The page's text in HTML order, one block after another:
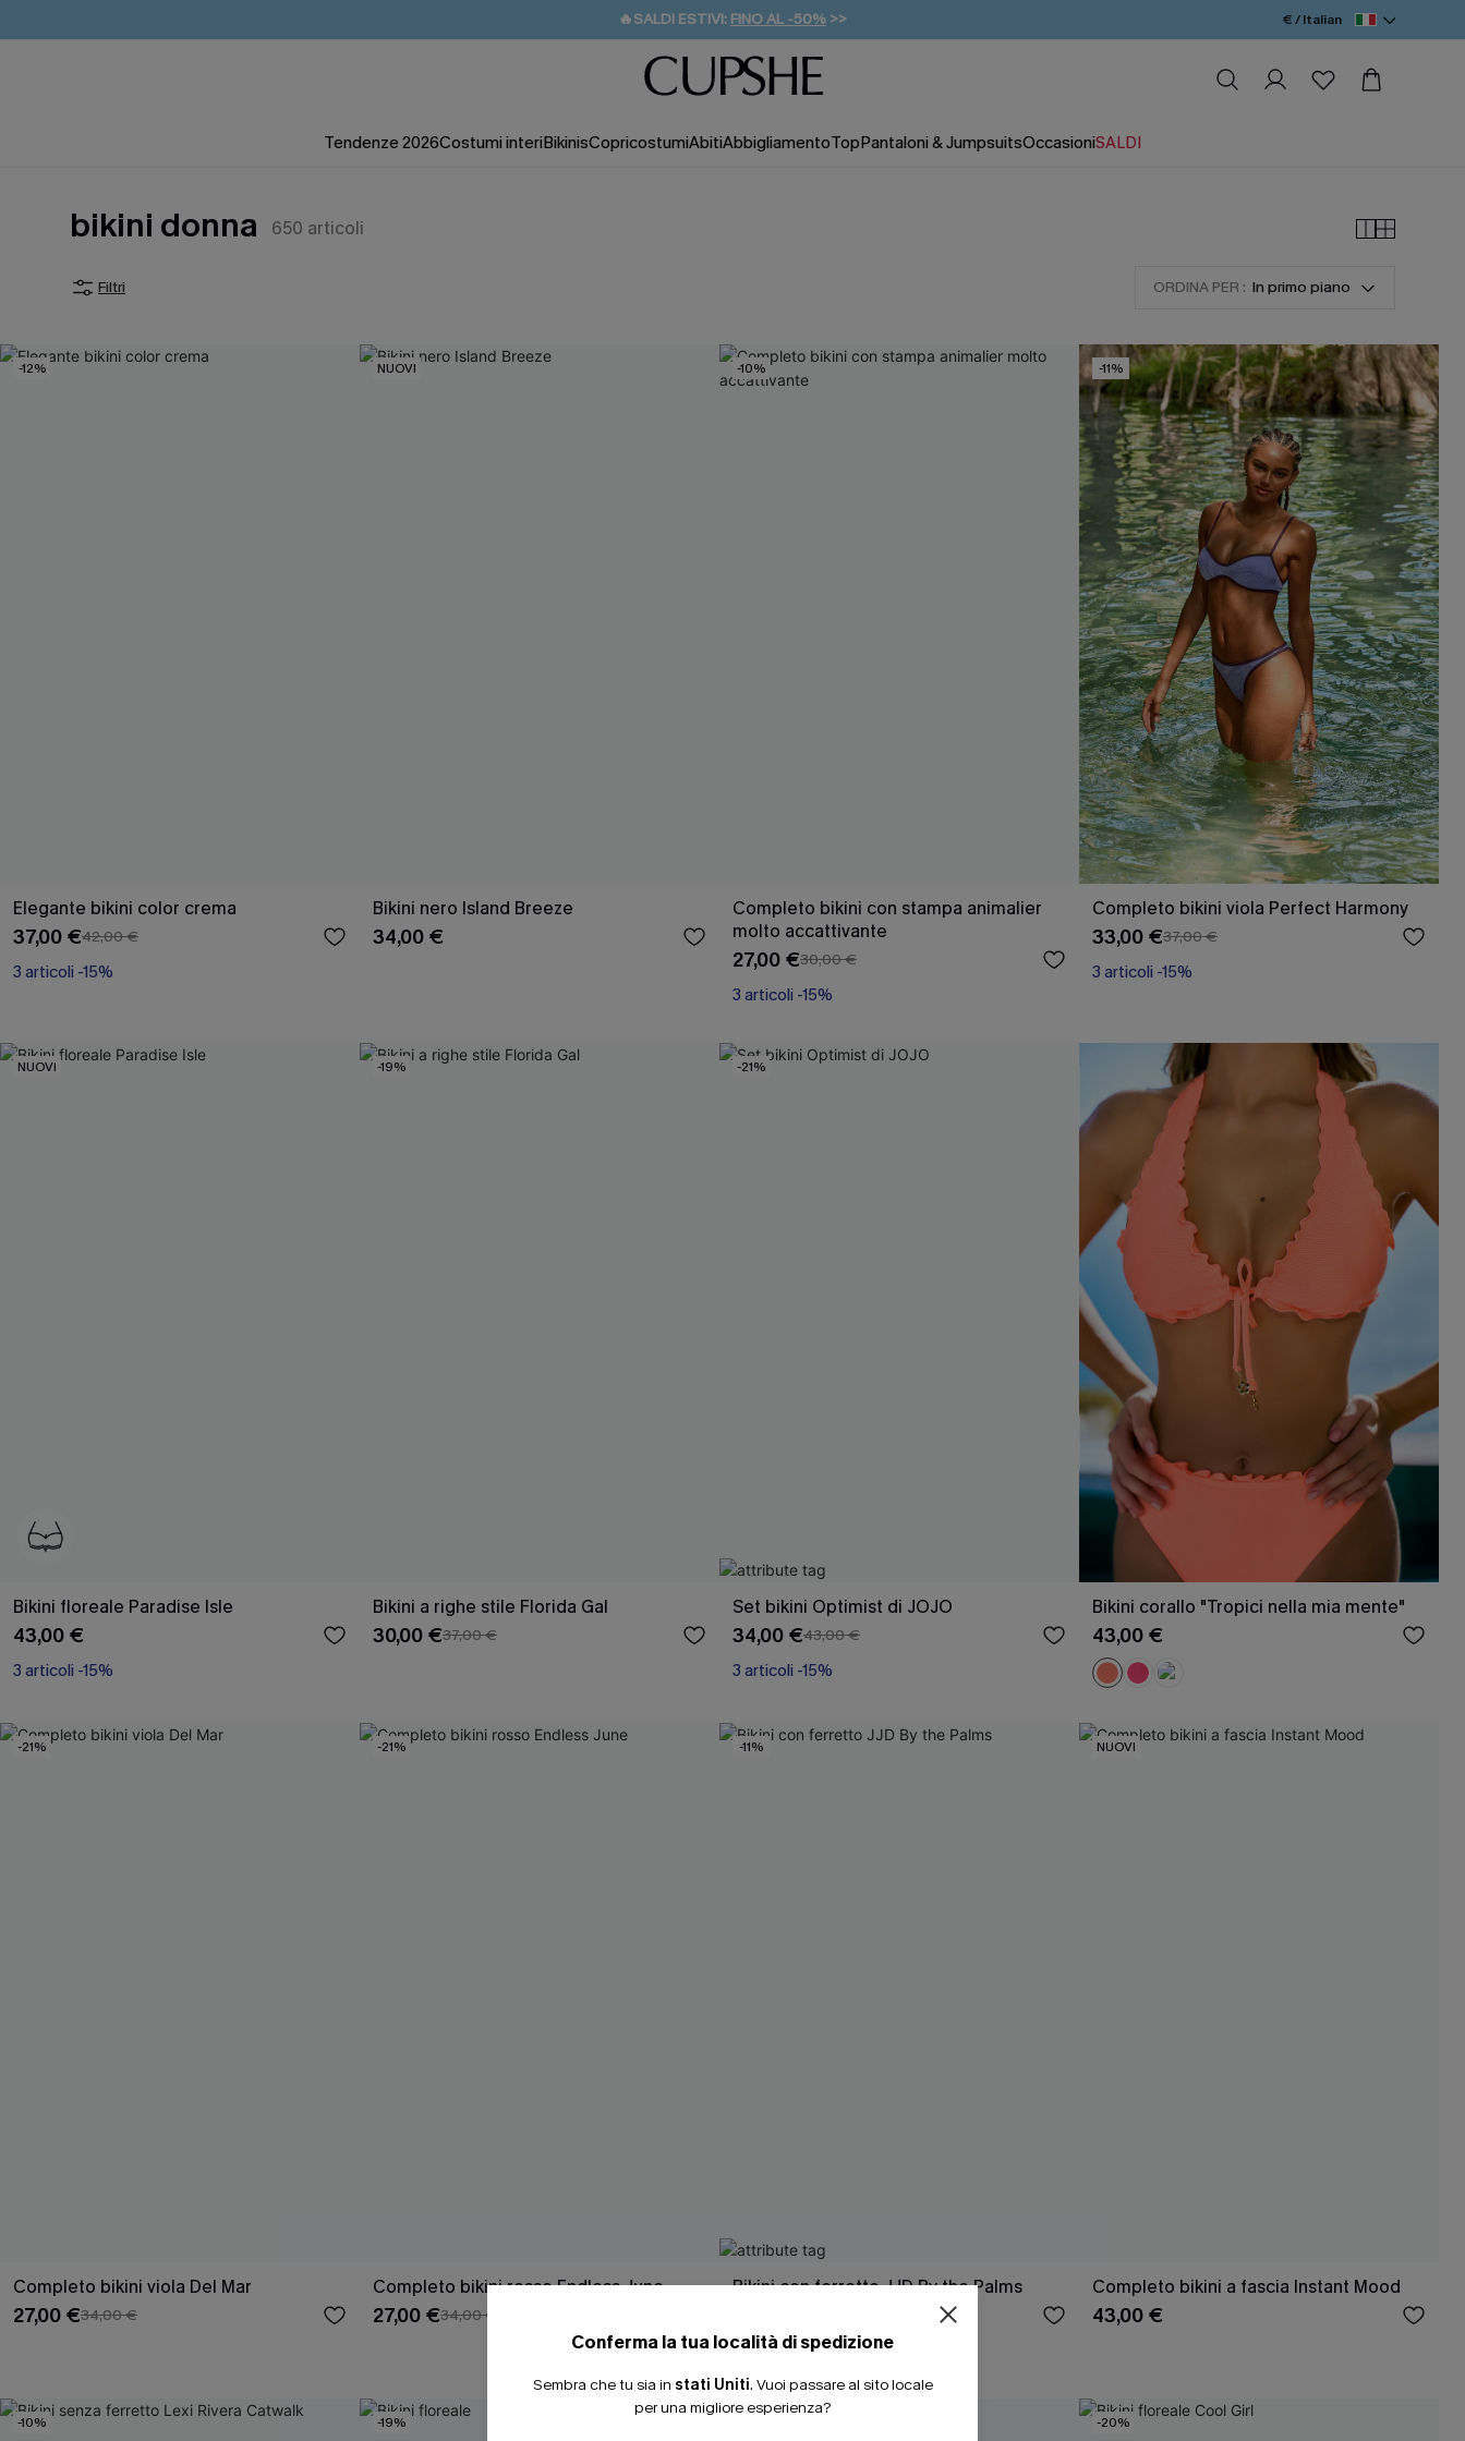
🔥SALDI ESTIVI: FINO AL -50% >>
🚚SPEDIZIONE GRATUITA DA 49€
💌REGALO PER I NUOVI: 20% DI SCONTO*
€ / Italian
Tendenze 2026Costumi interiBikinisCopricostumiAbitiAbbigliamentoTopPantaloni & JumpsuitsOccasioniSALDI
bikini donna 650 articoli
Filtri ORDINA PER : In primo piano
-12%
Elegante bikini color crema
37,00 €42,00 €
3 articoli -15%
NUOVI
Bikini nero Island Breeze
34,00 €
-10%
Completo bikini con stampa animalier
molto accattivante
27,00 €30,00 €
3 articoli -15%
-11%
Completo bikini viola Perfect Harmony
33,00 €37,00 €
3 articoli -15%
NUOVI
Bikini floreale Paradise Isle
43,00 €
3 articoli -15%
-19%
Bikini a righe stile Florida Gal
30,00 €37,00 €
-21%
Set bikini Optimist di JOJO
34,00 €43,00 €
3 articoli -15%
Bikini corallo "Tropici nella mia mente"
43,00 €
-21%
Completo bikini viola Del Mar
27,00 €34,00 €
-21%
Completo bikini rosso Endless June
27,00 €34,00 €
-11%
Bikini con ferretto JJD By the Palms
3 articoli -15%
NUOVI
Completo bikini a fascia Instant Mood
43,00 €
-10% -19% -20%
Conferma la tua località di spedizione
Sembra che tu sia in stati Uniti. Vuoi passare al sito locale
per una migliore esperienza?
15% DI SCONTO SENZA MINIMO D'ORDINE
20% DI SCONTO SU 2 O PIÙ ARTICOLI